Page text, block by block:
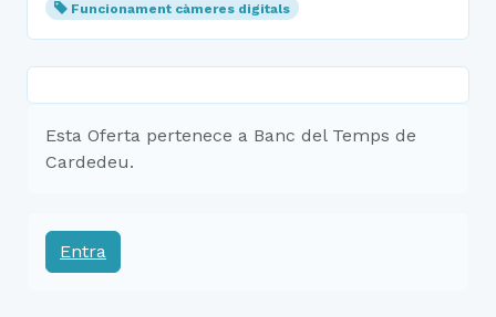
Funcionament càmeres digitals
Esta Oferta pertenece a Banc del Temps de
Cardedeu.
Entra